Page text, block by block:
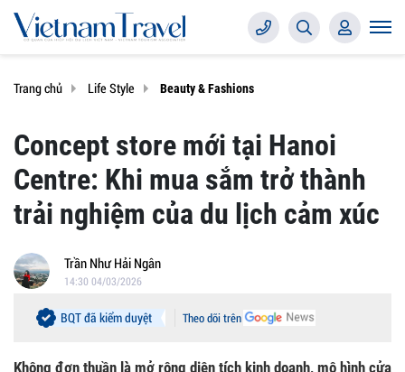
Trang chủ Life Style Beauty & Fashions
Concept store mới tại Hanoi
Centre: Khi mua sắm trở thành
trải nghiệm của du lịch cảm xúc
Trần Như Hải Ngân
14:30 04/03/2026
Theo dõi trên
BQT đã kiểm duyệt
Không đơn thuần là mở rộng diện tích kinh doanh, mô hình cửa